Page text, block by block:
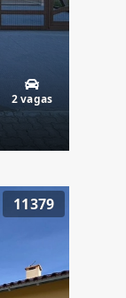
2 vagas
11379